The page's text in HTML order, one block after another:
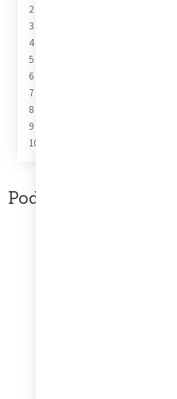
2 Whatever Gets You By
3 C’est la vie
4 The Path Less Followed
5 Actions Speak Louder Than Words
6 Spirit Love
7 Fill My World
8 April Fool
9 Call Off The Dogs
10 Fall Back To Earth
Podobne produkty